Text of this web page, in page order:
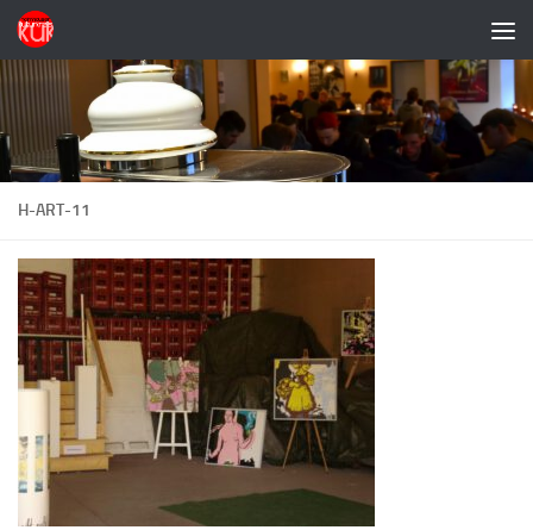
Zum Inhalt springen
H-ART-11